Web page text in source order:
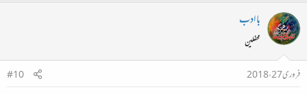
با ادب
محفلین
فروری 27، 2018
#10